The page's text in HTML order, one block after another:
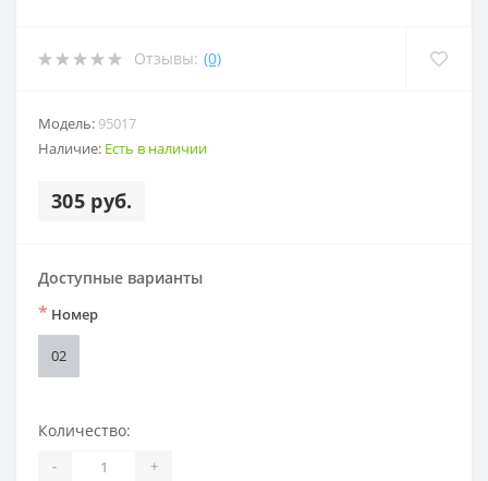
Отзывы: (0)
Модель: 95017
Наличие: Есть в наличии
305 руб.
Доступные варианты
* Номер
02
Количество:
- +